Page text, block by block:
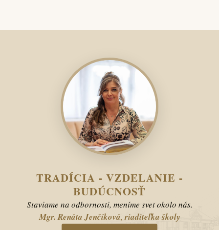
TRADÍCIA - VZDELANIE -
BUDÚCNOSŤ
Staviame na odbornosti, meníme svet okolo nás.
Mgr. Renáta Jenčíková, riaditeľka školy